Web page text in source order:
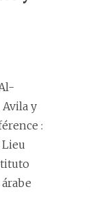
y
:
Lieu